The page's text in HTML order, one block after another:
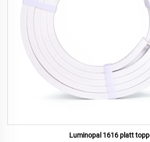
Luminopal 1616 platt topp